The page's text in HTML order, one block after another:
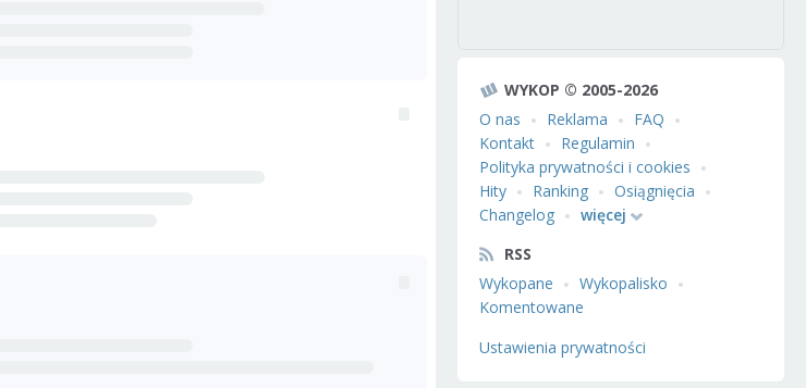
WYKOP © 2005-2026
O nas
Reklama
FAQ
Kontakt
Regulamin
Polityka prywatności i cookies
Hity
Ranking
Osiągnięcia
Changelog
więcej
RSS
Wykopane
Wykopalisko
Komentowane
Ustawienia prywatności